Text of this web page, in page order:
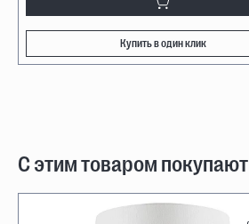
Купить в один клик
С этим товаром покупают